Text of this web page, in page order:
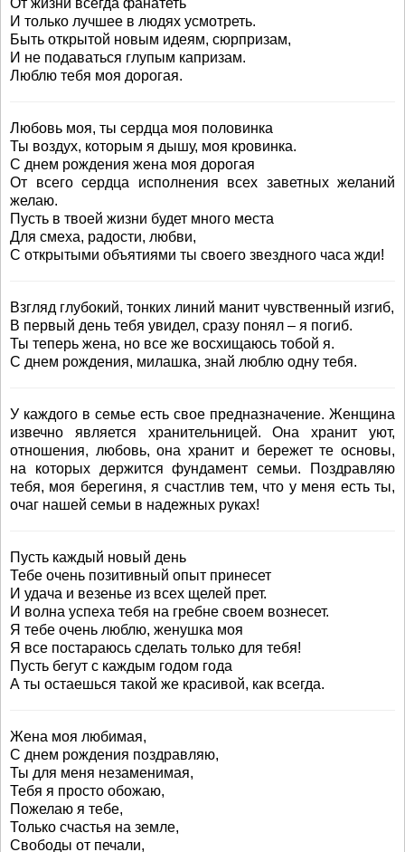
От жизни всегда фанатеть
И только лучшее в людях усмотреть.
Быть открытой новым идеям, сюрпризам,
И не подаваться глупым капризам.
Люблю тебя моя дорогая.
Любовь моя, ты сердца моя половинка
Ты воздух, которым я дышу, моя кровинка.
С днем рождения жена моя дорогая
От всего сердца исполнения всех заветных желаний
желаю.
Пусть в твоей жизни будет много места
Для смеха, радости, любви,
С открытыми объятиями ты своего звездного часа жди!
Взгляд глубокий, тонких линий манит чувственный изгиб,
В первый день тебя увидел, сразу понял – я погиб.
Ты теперь жена, но все же восхищаюсь тобой я.
С днем рождения, милашка, знай люблю одну тебя.
У каждого в семье есть свое предназначение. Женщина
извечно является хранительницей. Она хранит уют,
отношения, любовь, она хранит и бережет те основы,
на которых держится фундамент семьи. Поздравляю
тебя, моя берегиня, я счастлив тем, что у меня есть ты,
очаг нашей семьи в надежных руках!
Пусть каждый новый день
Тебе очень позитивный опыт принесет
И удача и везенье из всех щелей прет.
И волна успеха тебя на гребне своем вознесет.
Я тебе очень люблю, женушка моя
Я все постараюсь сделать только для тебя!
Пусть бегут с каждым годом года
А ты остаешься такой же красивой, как всегда.
Жена моя любимая,
С днем рождения поздравляю,
Ты для меня незаменимая,
Тебя я просто обожаю,
Пожелаю я тебе,
Только счастья на земле,
Свободы от печали,